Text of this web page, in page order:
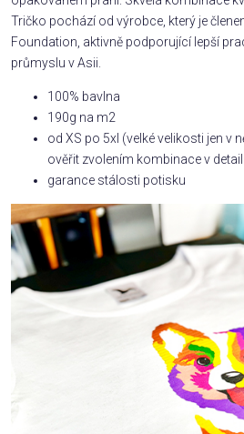
Tričko pochází od výrobce, který je
Foundation, aktivně podporující lepší
průmyslu v Asii.
100% bavlna
190g na m2
od XS po 5xl (velké velikosti jen v
ověřit zvolením kombinace v
garance stálosti potisku